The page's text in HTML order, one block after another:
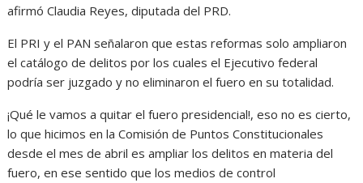
afirmó Claudia Reyes, diputada del PRD.
El PRI y el PAN señalaron que estas reformas solo ampliaron
el catálogo de delitos por los cuales el Ejecutivo federal
podría ser juzgado y no eliminaron el fuero en su totalidad.
¡Qué le vamos a quitar el fuero presidencial!, eso no es cierto,
lo que hicimos en la Comisión de Puntos Constitucionales
desde el mes de abril es ampliar los delitos en materia del
fuero, en ese sentido que los medios de control